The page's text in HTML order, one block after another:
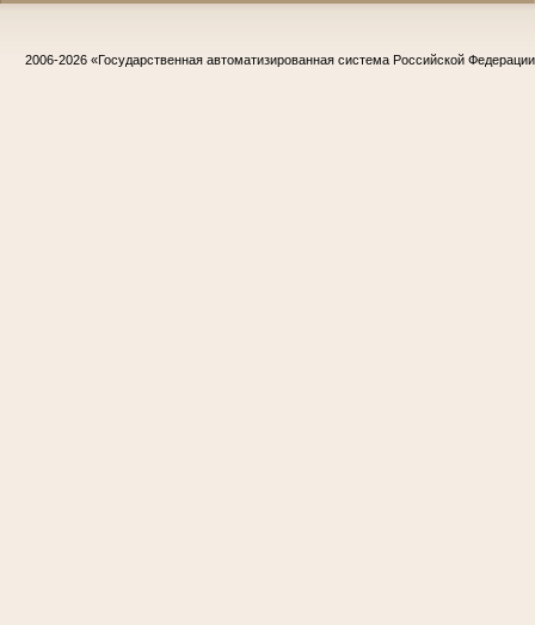
2006-2026 «Государственная автоматизированная система Российской